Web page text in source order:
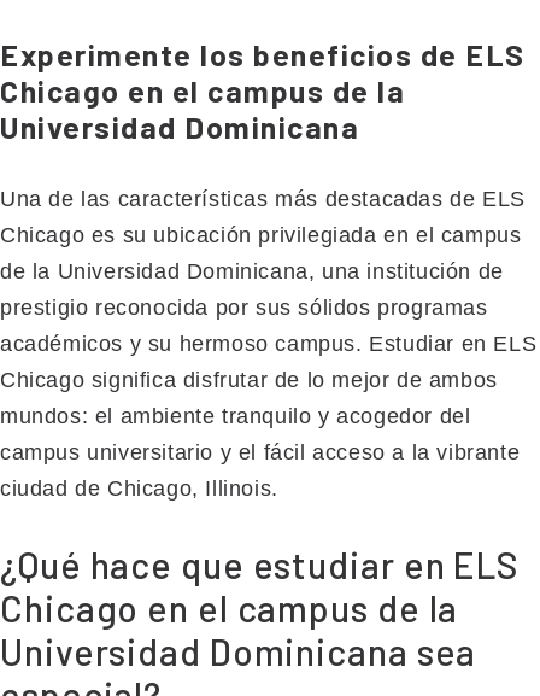
Experimente los beneficios de ELS
Chicago en el campus de la
Universidad Dominicana
Una de las características más destacadas de ELS
Chicago es su ubicación privilegiada en el campus
de la Universidad Dominicana, una institución de
prestigio reconocida por sus sólidos programas
académicos y su hermoso campus. Estudiar en ELS
Chicago significa disfrutar de lo mejor de ambos
mundos: el ambiente tranquilo y acogedor del
campus universitario y el fácil acceso a la vibrante
ciudad de Chicago, Illinois.
¿Qué hace que estudiar en ELS
Chicago en el campus de la
Universidad Dominicana sea